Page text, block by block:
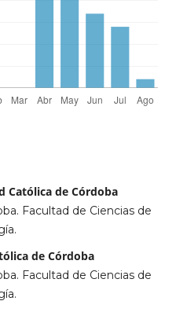
Católica de Córdoba
Facultad de Ciencias de
de Córdoba
Facultad de Ciencias de